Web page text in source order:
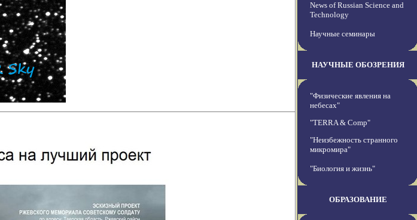
News of Russian Science and
Technology
Научные семинары
НАУЧНЫЕ ОБОЗРЕНИЯ
"Физические явления на
небесах"
"TERRA & Comp"
"Неизбежность странного
микромира"
"Биология и жизнь"
ОБРАЗОВАНИЕ